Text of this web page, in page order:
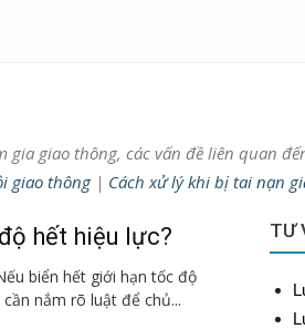
giao thông, các vấn đề liên quan
giao thông| Cách xử lý khi bị tai nạn
hết hiệu lực?
biển hết giới hạn tốc độ
nắm rõ luật để chủ...
TƯ